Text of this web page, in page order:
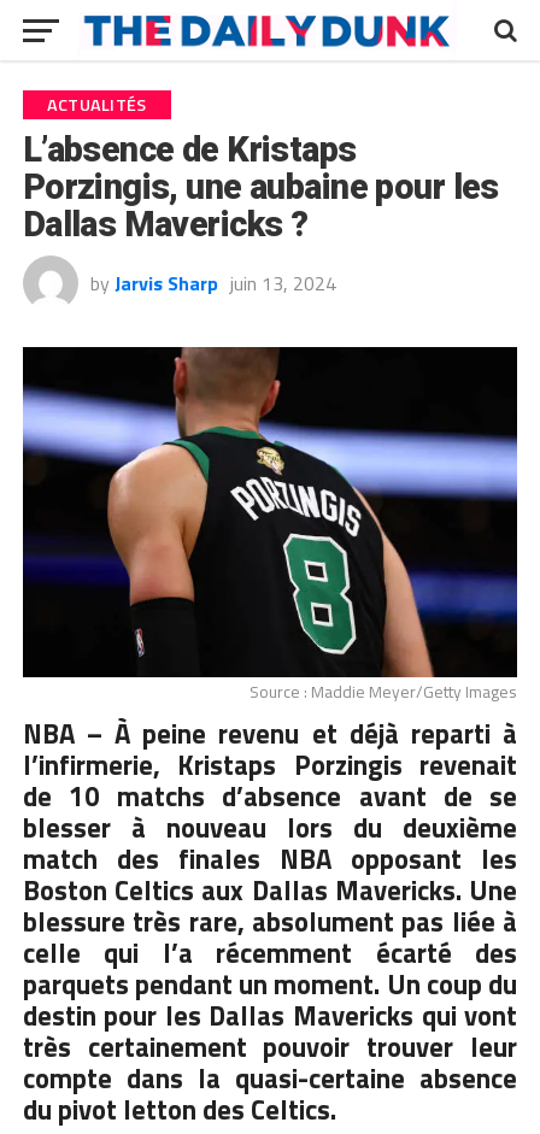
ACTUALITÉS
L’absence de Kristaps
Porzingis, une aubaine pour les
Dallas Mavericks ?
by Jarvis Sharp juin 13, 2024
Source : Maddie Meyer/Getty Images
NBA – À peine revenu et déjà reparti à
l’infirmerie, Kristaps Porzingis revenait
de 10 matchs d’absence avant de se
blesser à nouveau lors du deuxième
match des finales NBA opposant les
Boston Celtics aux Dallas Mavericks. Une
blessure très rare, absolument pas liée à
celle qui l’a récemment écarté des
parquets pendant un moment. Un coup du
destin pour les Dallas Mavericks qui vont
très certainement pouvoir trouver leur
compte dans la quasi-certaine absence
du pivot letton des Celtics.